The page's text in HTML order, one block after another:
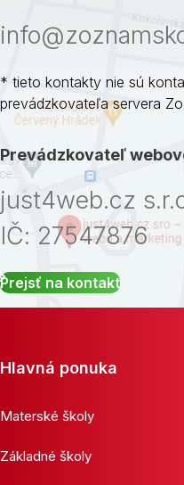
* tieto kontakty nie sú
prevádzkovateľa servera
Prevádzkovateľ
just4web.cz
IČ: 27547876
Prejsť na kontakt
Hlavná ponuka
Materské školy
Základné školy